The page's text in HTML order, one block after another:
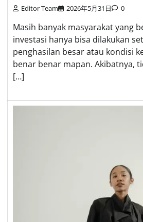
Editor Team 2026年5月31日 0
Masih banyak masyarakat yang
investasi hanya bisa dilakukan
penghasilan besar atau kondisi
benar benar mapan. Akibatnya,
[…]